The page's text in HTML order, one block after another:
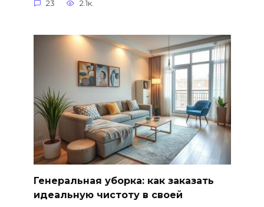
23 2.1к.
Генеральная уборка: как заказать
идеальную чистоту в своей